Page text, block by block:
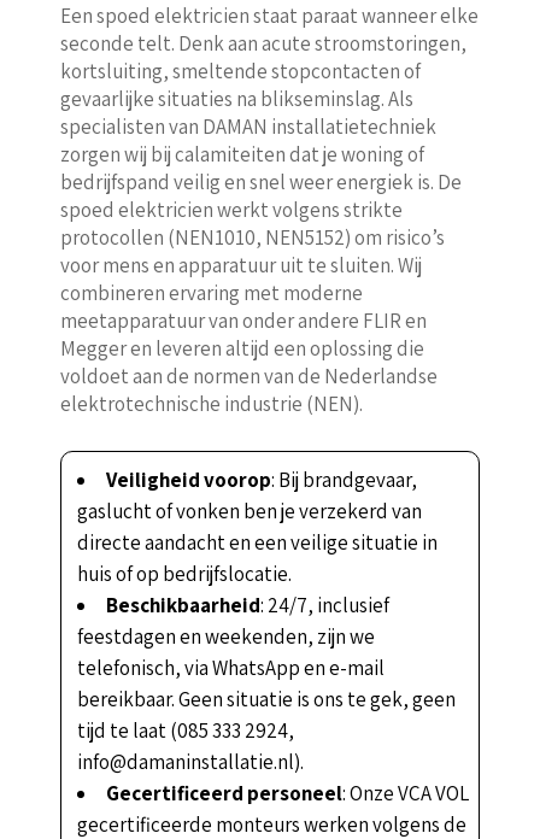
Een spoed elektricien staat paraat wanneer elke
seconde telt. Denk aan acute stroomstoringen,
kortsluiting, smeltende stopcontacten of
gevaarlijke situaties na blikseminslag. Als
specialisten van DAMAN installatietechniek
zorgen wij bij calamiteiten dat je woning of
bedrijfspand veilig en snel weer energiek is. De
spoed elektricien werkt volgens strikte
protocollen (NEN1010, NEN5152) om risico’s
voor mens en apparatuur uit te sluiten. Wij
combineren ervaring met moderne
meetapparatuur van onder andere FLIR en
Megger en leveren altijd een oplossing die
voldoet aan de normen van de Nederlandse
elektrotechnische industrie (NEN).
Veiligheid voorop: Bij brandgevaar,
gaslucht of vonken ben je verzekerd van
directe aandacht en een veilige situatie in
huis of op bedrijfslocatie.
Beschikbaarheid: 24/7, inclusief
feestdagen en weekenden, zijn we
telefonisch, via WhatsApp en e-mail
bereikbaar. Geen situatie is ons te gek, geen
tijd te laat (085 333 2924,
info@damaninstallatie.nl).
Gecertificeerd personeel: Onze VCA VOL
gecertificeerde monteurs werken volgens de